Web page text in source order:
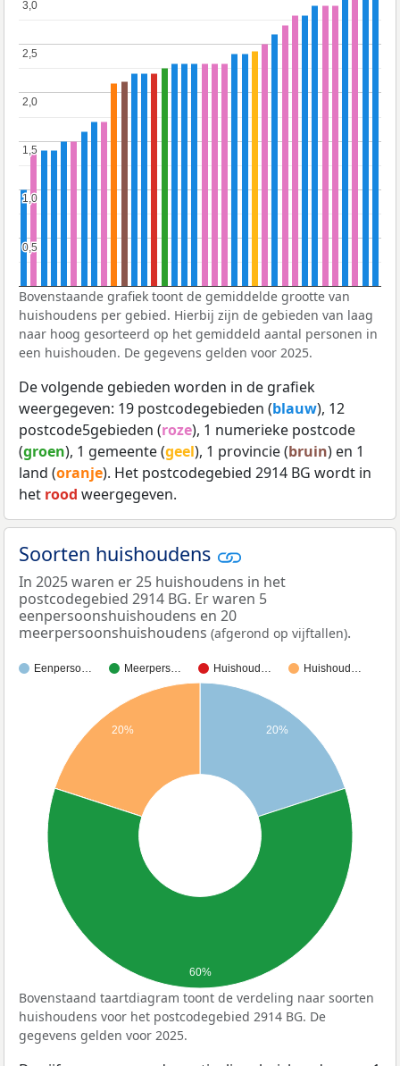
0,5
0,5
1,0
1,0
1,5
1,5
2,0
2,0
2,5
2,5
3,0
3,0
Bovenstaande grafiek toont de gemiddelde grootte van
huishoudens per gebied. Hierbij zijn de gebieden van laag
naar hoog gesorteerd op het gemiddeld aantal personen in
een huishouden. De gegevens gelden voor 2025.
De volgende gebieden worden in de grafiek
weergegeven: 19 postcodegebieden (blauw), 12
postcode5gebieden (roze), 1 numerieke postcode
(groen), 1 gemeente (geel), 1 provincie (bruin) en 1
land (oranje). Het postcodegebied 2914 BG wordt in
het rood weergegeven.
Soorten huishoudens
In 2025 waren er 25 huishoudens in het
postcodegebied 2914 BG. Er waren 5
eenpersoonshuishoudens en 20
meerpersoonshuishoudens (afgerond op vijftallen).
Eenperso… Meerpers… Huishoud… Huishoud…
20%
20%
60%
Bovenstaand taartdiagram toont de verdeling naar soorten
huishoudens voor het postcodegebied 2914 BG. De
gegevens gelden voor 2025.